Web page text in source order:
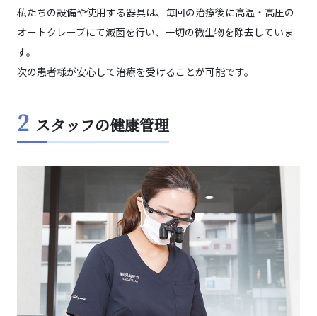
私たちの設備や使用する器具は、毎回の治療後に高温・高圧の
オートクレーブにて滅菌を行い、一切の微生物を除去していま
す。
次の患者様が安心して治療を受けることが可能です。
2 スタッフの健康管理